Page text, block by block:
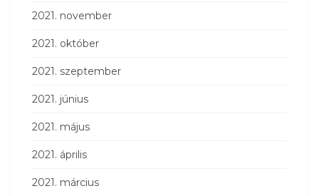
2021. november
2021. október
2021. szeptember
2021. június
2021. május
2021. április
2021. március